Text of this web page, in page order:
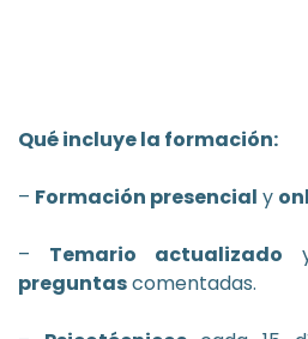
Qué incluye la formación:
– Formación presencial y
– Temario actualizado
preguntascomentadas.